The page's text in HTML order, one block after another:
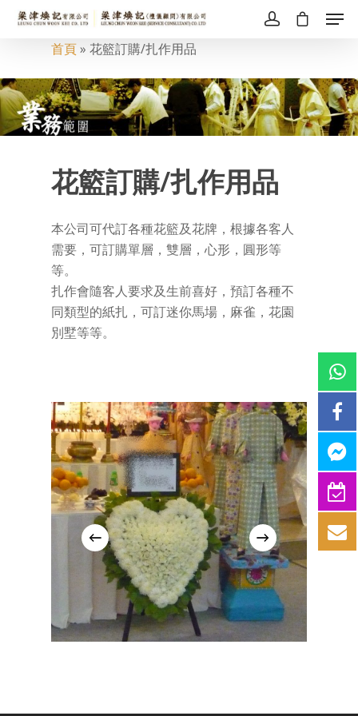
首頁» 花籃訂購/扎作用品
花籃訂購/扎作用品
本公司可代訂各種花籃及花牌，根據各客人
需要，可訂購單層，雙層，心形，圓形等
等。
扎作會隨客人要求及生前喜好，預訂各種不
同類型的紙扎，可訂迷你馬場，麻雀，花園
別墅等等。